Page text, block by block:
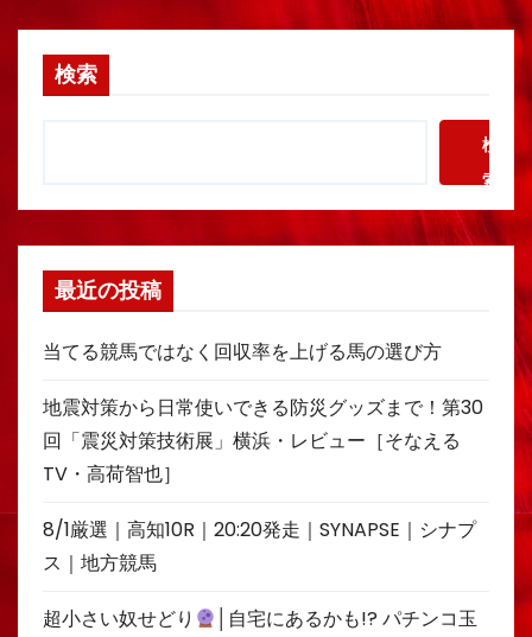
検索
検
索
最近の投稿
当てる競馬ではなく回収率を上げる馬の選び方
地震対策から日常使いできる防災グッズまで！第30
回「震災対策技術展」横浜・レビュー［そなえる
TV・高荷智也］
8/1厳選｜高知10R｜20:20発走｜SYNAPSE｜シナプ
ス｜地方競馬
超小さい奴せどり
│自宅にあるかも!? パチンコ玉